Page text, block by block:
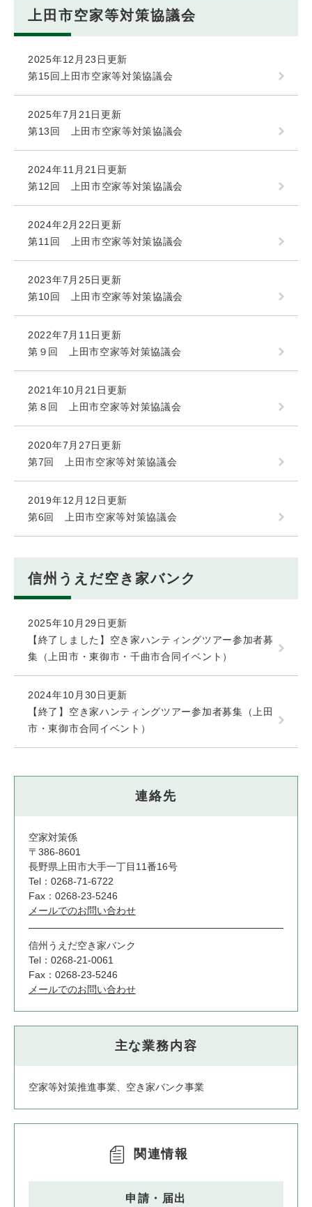
上田市空家等対策協議会
2025年12月23日更新
第15回上田市空家等対策協議会
2025年7月21日更新
第13回 上田市空家等対策協議会
2024年11月21日更新
第12回 上田市空家等対策協議会
2024年2月22日更新
第11回 上田市空家等対策協議会
2023年7月25日更新
第10回 上田市空家等対策協議会
2022年7月11日更新
第９回 上田市空家等対策協議会
2021年10月21日更新
第８回 上田市空家等対策協議会
2020年7月27日更新
第7回 上田市空家等対策協議会
2019年12月12日更新
第6回 上田市空家等対策協議会
信州うえだ空き家バンク
2025年10月29日更新
【終了しました】空き家ハンティングツアー参加者募
集（上田市・東御市・千曲市合同イベント）
2024年10月30日更新
【終了】空き家ハンティングツアー参加者募集（上田
市・東御市合同イベント）
連絡先
空家対策係
〒386-8601
長野県上田市大手一丁目11番16号
Tel：0268-71-6722
Fax：0268-23-5246
メールでのお問い合わせ
信州うえだ空き家バンク
Tel：0268-21-0061
Fax：0268-23-5246
メールでのお問い合わせ
主な業務内容
空家等対策推進事業、空き家バンク事業
関連情報
申請・届出